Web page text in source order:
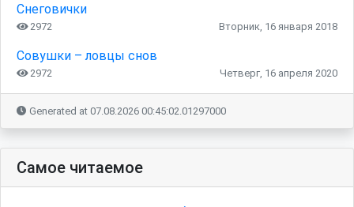
Снеговички
2972 Вторник, 16 января 2018
Совушки – ловцы снов
2972 Четверг, 16 апреля 2020
Generated at 07.08.2026 00:45:02.01297000
Самое читаемое